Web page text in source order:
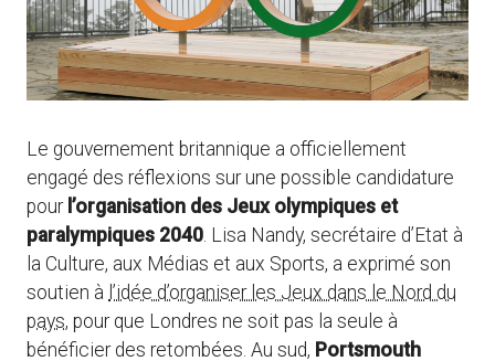
Le gouvernement britannique a officiellement
engagé des réflexions sur une possible candidature
pour l’organisation des Jeux olympiques et
paralympiques 2040 . Lisa Nandy, secrétaire d’Etat à
la Culture, aux Médias et aux Sports, a exprimé son
soutien à l’idée d’organiser les Jeux dans le Nord du
pays, pour que Londres ne soit pas la seule à
bénéficier des retombées. Au sud, Portsmouth